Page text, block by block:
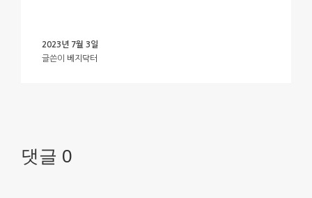
2023년 7월 3일
글쓴이 베지닥터
댓글 0